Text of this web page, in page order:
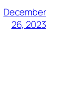
December
26, 2023